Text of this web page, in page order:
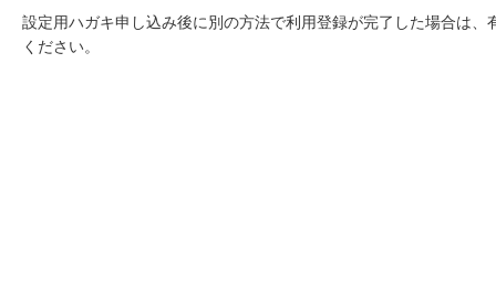
設定用ハガキ申し込み後に別の方法で利用登録が完了した場合は
ください。